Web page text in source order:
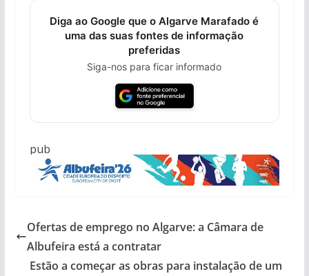
Diga ao Google que o Algarve Marafado é
uma das suas fontes de informação
preferidas
Siga-nos para ficar informado
pub
Ofertas de emprego no Algarve: a Câmara de
Albufeira está a contratar
Estão a começar as obras para instalação de um